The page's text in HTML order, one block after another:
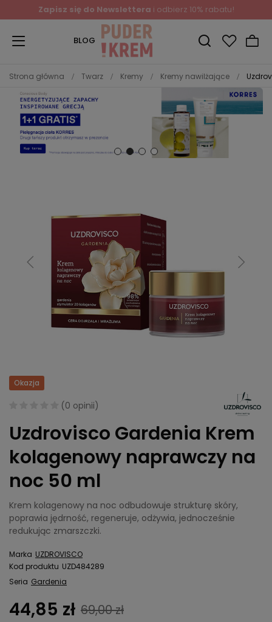
Zapisz się do Newslettera i odbierz 10% rabatu!
BLOG
Strona główna Twarz Kremy Kremy nawilżające
Okazja
(0 opinii)
Uzdrovisco Gardenia Krem
kolagenowy naprawczy na
noc 50 ml
Krem kolagenowy na noc odbudowuje strukturę skóry,
poprawia jędrność, regeneruje, odżywia, jednocześnie
redukując zmarszczki.
Marka UZDROVISCO
Kod produktu UZD484289
Seria Gardenia
44,85 zł 69,00 zł